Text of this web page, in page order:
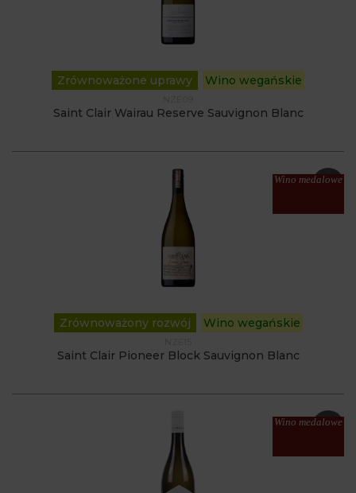
Zrównoważone uprawy Wino wegańskie
Saint Clair Wairau Reserve Sauvignon Blanc
Wino medalowe
Zrównoważony rozwój Wino wegańskie
Saint Clair Pioneer Block Sauvignon Blanc
Wino medalowe